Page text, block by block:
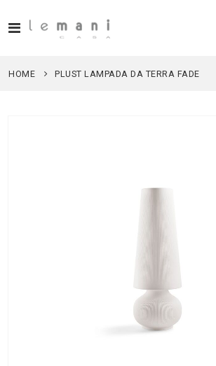
Toggle
HOME PLUST LAMPADA DA TERRA FADE